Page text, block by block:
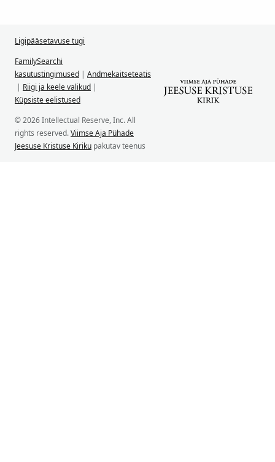
Ligipääsetavuse tugi
FamilySearchi
kasutustingimused | Andmekaitseteatis
| Riigi ja keele valikud |
Küpsiste eelistused
© 2026 Intellectual Reserve, Inc. All
rights reserved.Viimse Aja Pühade
Jeesuse Kristuse Kiriku pakutav teenus